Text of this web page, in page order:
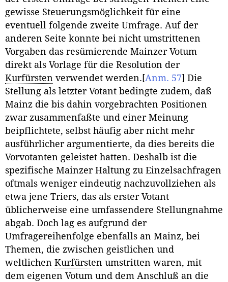
gewisse Steuerungsmöglichkeit für eine
eventuell folgende zweite Umfrage. Auf der
anderen Seite konnte bei nicht umstrittenen
Vorgaben das resümierende Mainzer Votum
direkt als Vorlage für die Resolution der
Kurfürsten verwendet werden. [Anm. 57] Die
Stellung als letzter Votant bedingte zudem, daß
Mainz die bis dahin vorgebrachten Positionen
zwar zusammenfaßte und einer Meinung
beipflichtete, selbst häufig aber nicht mehr
ausführlicher argumentierte, da dies bereits die
Vorvotanten geleistet hatten. Deshalb ist die
spezifische Mainzer Haltung zu Einzelsachfragen
oftmals weniger eindeutig nachzuvollziehen als
etwa jene Triers, das als erster Votant
üblicherweise eine umfassendere Stellungnahme
abgab. Doch lag es aufgrund der
Umfragereihenfolge ebenfalls an Mainz, bei
Themen, die zwischen geistlichen und
weltlichen Kurfürsten umstritten waren, mit
dem eigenen Votum und dem Anschluß an die